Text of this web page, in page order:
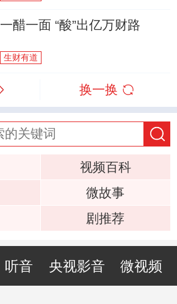
一醋一面 “酸”出亿万财路
生财有道
换一换
视频百科
微故事
剧推荐
听音 央视影音 微视频